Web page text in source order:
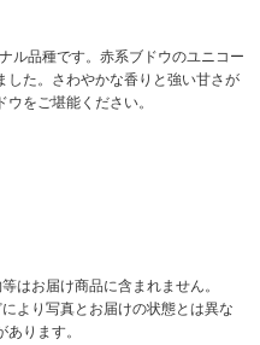
ル品種です。赤系ブドウのユニコー
した。さわやかな香りと強い甘さが
をご堪能ください。
はお届け商品に含まれません。
より写真とお届けの状態とは異な
ります。